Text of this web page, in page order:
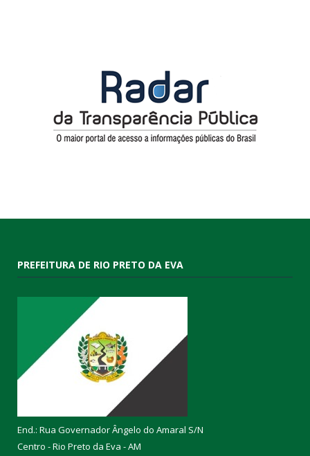
PREFEITURA DE RIO PRETO DA EVA
End.: Rua Governador Ângelo do Amaral S/N
Centro - Rio Preto da Eva - AM